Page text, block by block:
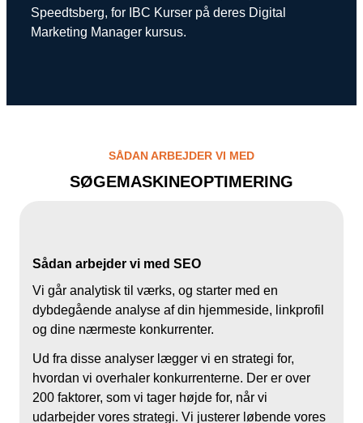
Speedtsberg, for IBC Kurser på deres Digital
Marketing Manager kursus.
SÅDAN ARBEJDER VI MED
SØGEMASKINEOPTIMERING
Sådan arbejder vi med SEO
Vi går analytisk til værks, og starter med en
dybdegående analyse af din hjemmeside, linkprofil
og dine nærmeste konkurrenter.
Ud fra disse analyser lægger vi en strategi for,
hvordan vi overhaler konkurrenterne. Der er over
200 faktorer, som vi tager højde for, når vi
udarbejder vores strategi. Vi justerer løbende vores